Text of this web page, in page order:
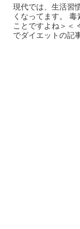
現代では、生活習
くなってます。
ことですよね＞＜
でダイエットの記